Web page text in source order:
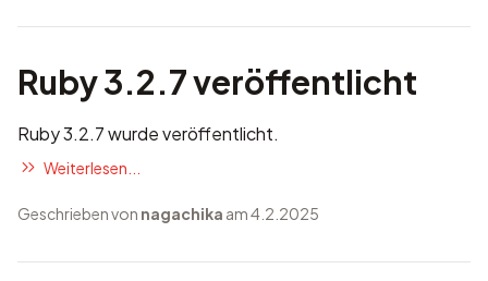
Ruby 3.2.7 veröffentlicht
Ruby 3.2.7 wurde veröffentlicht.
Weiterlesen...
Geschrieben von nagachika am 4.2.2025